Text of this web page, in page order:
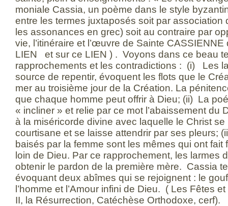
moniale Cassia, un poème dans le style
entre les termes juxtaposés soit par association
les assonances en grec) soit au contraire par
vie, l’itinéraire et l’œuvre de Sainte
LIEN et sur ce LIEN ) . Voyons dans ce beau
rapprochements et les contradictions : (i) Les
source de repentir, évoquent les flots que le
mer au troisième jour de la Création. La
que chaque homme peut offrir à Dieu; (ii) La
« incliner » et relie par ce mot l’abaissement du
à la miséricorde divine avec laquelle le Christ
courtisane et se laisse attendrir par ses pleurs;
baisés par la femme sont les mêmes qui ont fait
loin de Dieu. Par ce rapprochement, les larmes
obtenir le pardon de la première mère. Cassia
évoquant deux abîmes qui se rejoignent : le
l’homme et l’Amour infini de Dieu. ( Les Fêtes
II, la Résurrection, Catéchèse Orthodoxe, cerf).